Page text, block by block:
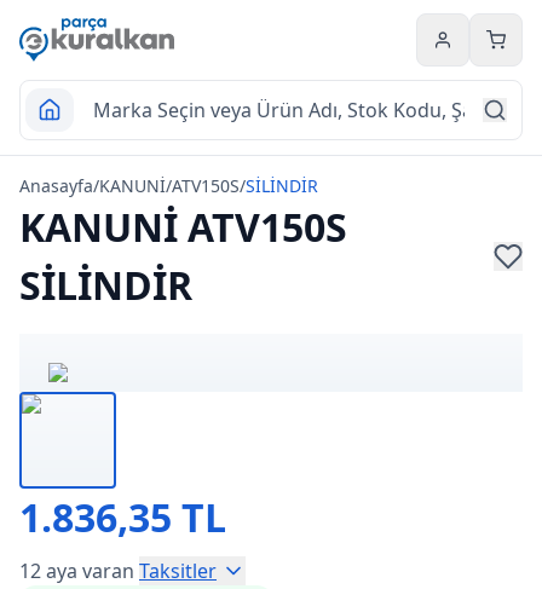
Hesabım
Anasayfa/KANUNİ/ATV150S/SİLİNDİR
KANUNİ ATV150S
SİLİNDİR
1.836,35 TL
12 aya varan Taksitler